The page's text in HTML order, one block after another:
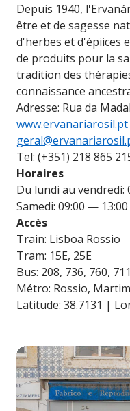
Depuis 1940,
être et de sagesse
d'herbes et d'épiices
de produits pour la
tradition des
connaissance
Adresse: Rua da
www.ervanariarosil.pt
Tel: (+351) 218 865
Horaires
Du lundi au vendredi:
Samedi: 09:00 — 13:00
Accès
Train: Lisboa Rossio
Tram: 15E, 25E
Bus: 208, 736, 760,
Métro: Rossio,
Latitude: 38.7131 |